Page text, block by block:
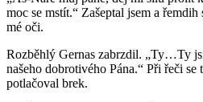
moc se mstít.“ Zašeptal jsem a
mé oči.
Rozběhlý Gernas zabrzdil. „Ty…Ty
našeho dobrotivého Pána.“ Při řeči
potlačoval brek.